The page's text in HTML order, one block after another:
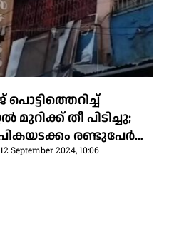
മുറിക്ക് തീ പിടിച്ചു;
രണ്ടുപേര്‍
September 2024, 10:06